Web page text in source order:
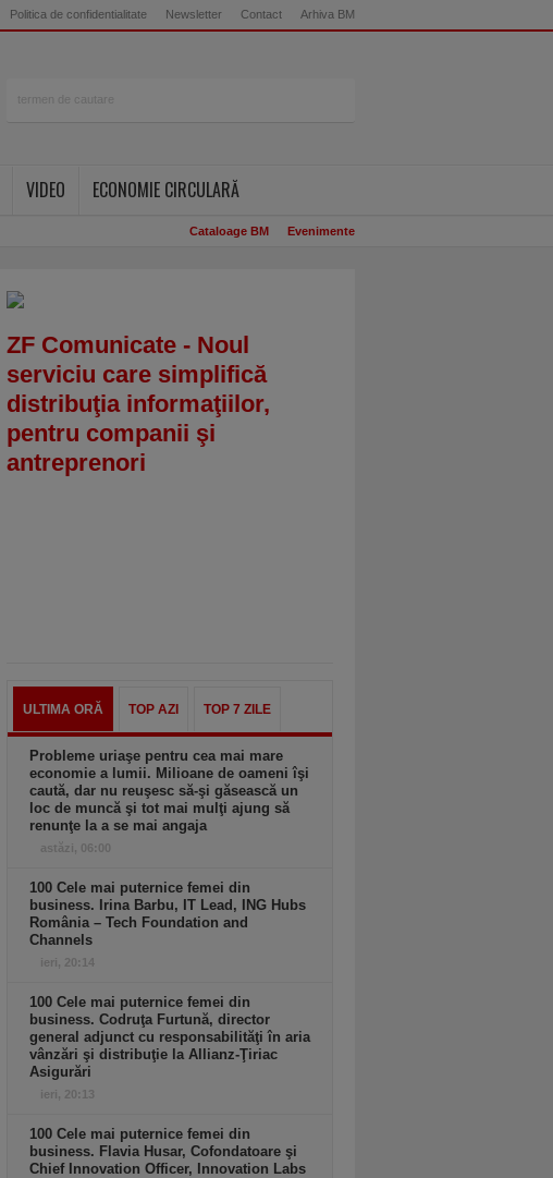
Politica de confidentialitate Newsletter Contact Arhiva BM
VIDEO
ECONOMIE CIRCULARĂ
Cataloage BM Evenimente
ZF Comunicate - Noul
serviciu care simplifică
distribuţia informaţiilor,
pentru companii şi
antreprenori
ULTIMA ORĂ TOP AZI TOP 7 ZILE
Probleme uriaşe pentru cea mai mare
economie a lumii. Milioane de oameni îşi
caută, dar nu reuşesc să-şi găsească un
loc de muncă şi tot mai mulţi ajung să
renunţe la a se mai angaja
astăzi, 06:00
100 Cele mai puternice femei din
business. Irina Barbu, IT Lead, ING Hubs
România – Tech Foundation and
Channels
ieri, 20:14
100 Cele mai puternice femei din
business. Codruţa Furtună, director
general adjunct cu responsabilităţi în aria
vânzări şi distribuţie la Allianz-Ţiriac
Asigurări
ieri, 20:13
100 Cele mai puternice femei din
business. Flavia Husar, Cofondatoare şi
Chief Innovation Officer, Innovation Labs